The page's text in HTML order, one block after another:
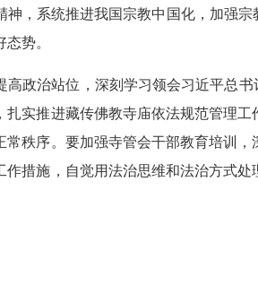
神，系统推进我国宗教中国化，加强
势。
高政治站位，深刻学习领会习近平总
扎实推进藏传佛教寺庙依法规范管理
常秩序。要加强寺管会干部教育培训
作措施，自觉用法治思维和法治方式